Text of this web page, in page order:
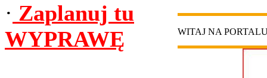
· Zaplanuj tu
WYPRAWĘ
WITAJ NA